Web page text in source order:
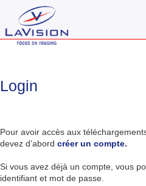
Login
Pour avoir accès aux
devez d’abord créer un compte.
Si vous avez déjà un compte, vous
identifiant et mot de passe.